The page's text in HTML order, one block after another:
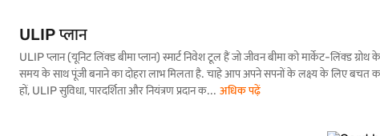
ULIP प्लान
ULIP प्लान (यूनिट लिंक्ड बीमा प्लान) स्मार्ट निवेश टूल हैं जो जीवन बीमा को मार्केट-लिंक्ड
समय के साथ पूंजी बनाने का दोहरा लाभ मिलता है. चाहे आप अपने सपनों के लक्ष्य के लिए बचत कर
हों, ULIP सुविधा, पारदर्शिता और नियंत्रण प्रदान क... अधिक पढ़ें